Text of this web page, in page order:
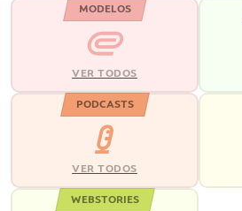
MODELOS
VER TODOS
PODCASTS
VER TODOS
WEBSTORIES